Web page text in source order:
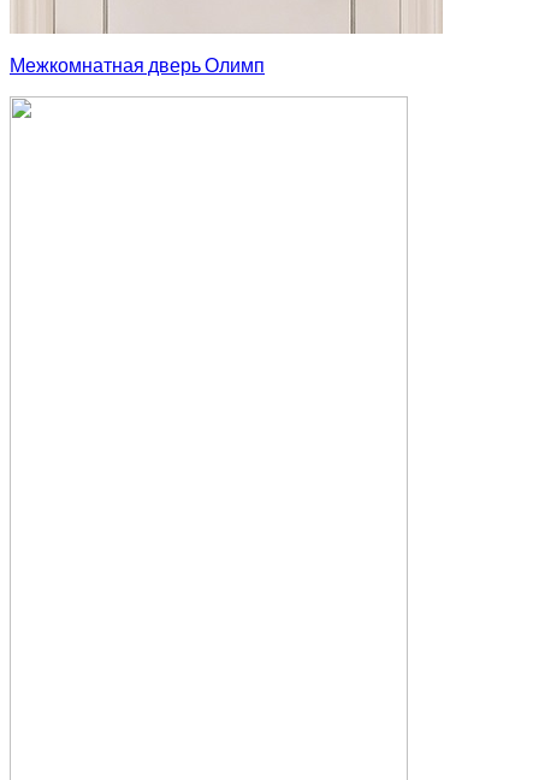
Межкомнатная дверь Олимп